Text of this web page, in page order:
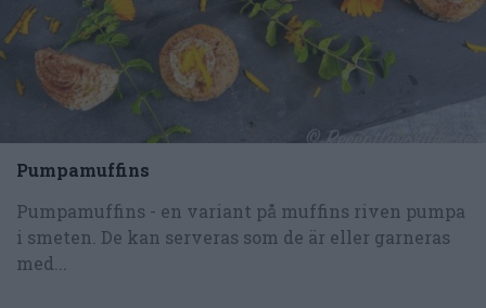
Pumpamuffins
Pumpamuffins - en variant på muffins riven pumpa
i smeten. De kan serveras som de är eller garneras
med...